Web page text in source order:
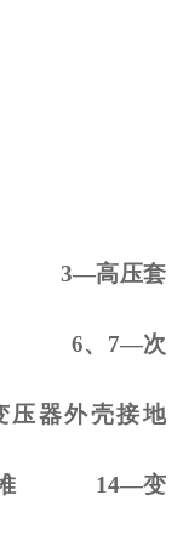
3—高压套
6、 7—次
器外壳接地
堆 14—变